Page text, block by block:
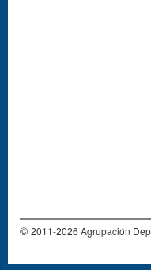
© 2011-2026 Agrupación